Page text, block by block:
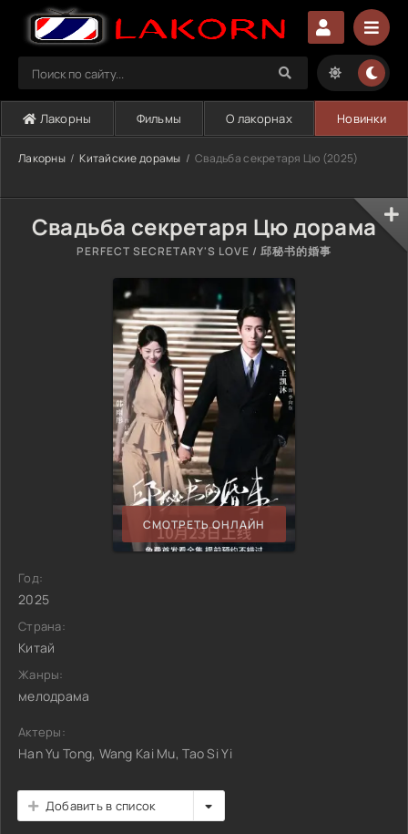
Лакорны Фильмы О лакорнах Новинки
Лакорны Китайские дорамы Свадьба секретаря Цю (2025)
Свадьба секретаря Цю дорама
PERFECT SECRETARY'S LOVE / 邱秘书的婚事
СМОТРЕТЬ ОНЛАЙН
Год:
2025
Страна:
Китай
Жанры:
мелодрама
Актеры:
Han Yu Tong, Wang Kai Mu, Tao Si Yi
Добавить в список